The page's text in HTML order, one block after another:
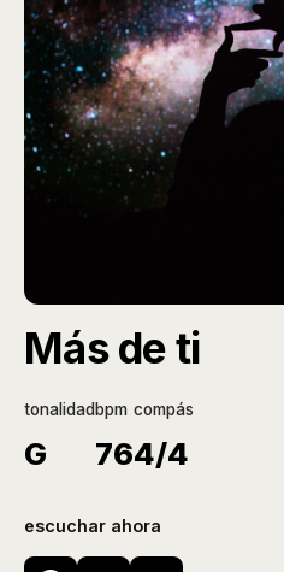
Más de ti
tonalidad
G
bpm
76
compás
4/4
escuchar ahora